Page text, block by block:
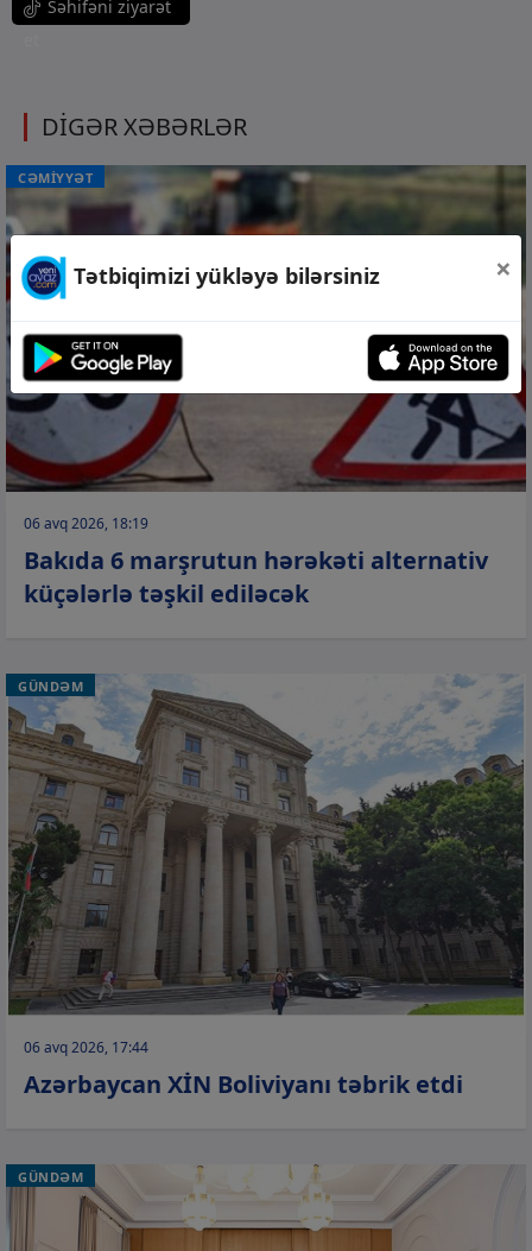
Səhifəni ziyarət
DİGƏR XƏBƏRLƏR
CƏMİYYƏT
06 avq 2026, 18:19
Bakıda 6 marşrutun hərəkəti alternativ
küçələrlə təşkil ediləcək
GÜNDƏM
06 avq 2026, 17:44
Azərbaycan XİN Boliviyanı təbrik etdi
GÜNDƏM
Tətbiqimizi yükləyə bilərsiniz ×